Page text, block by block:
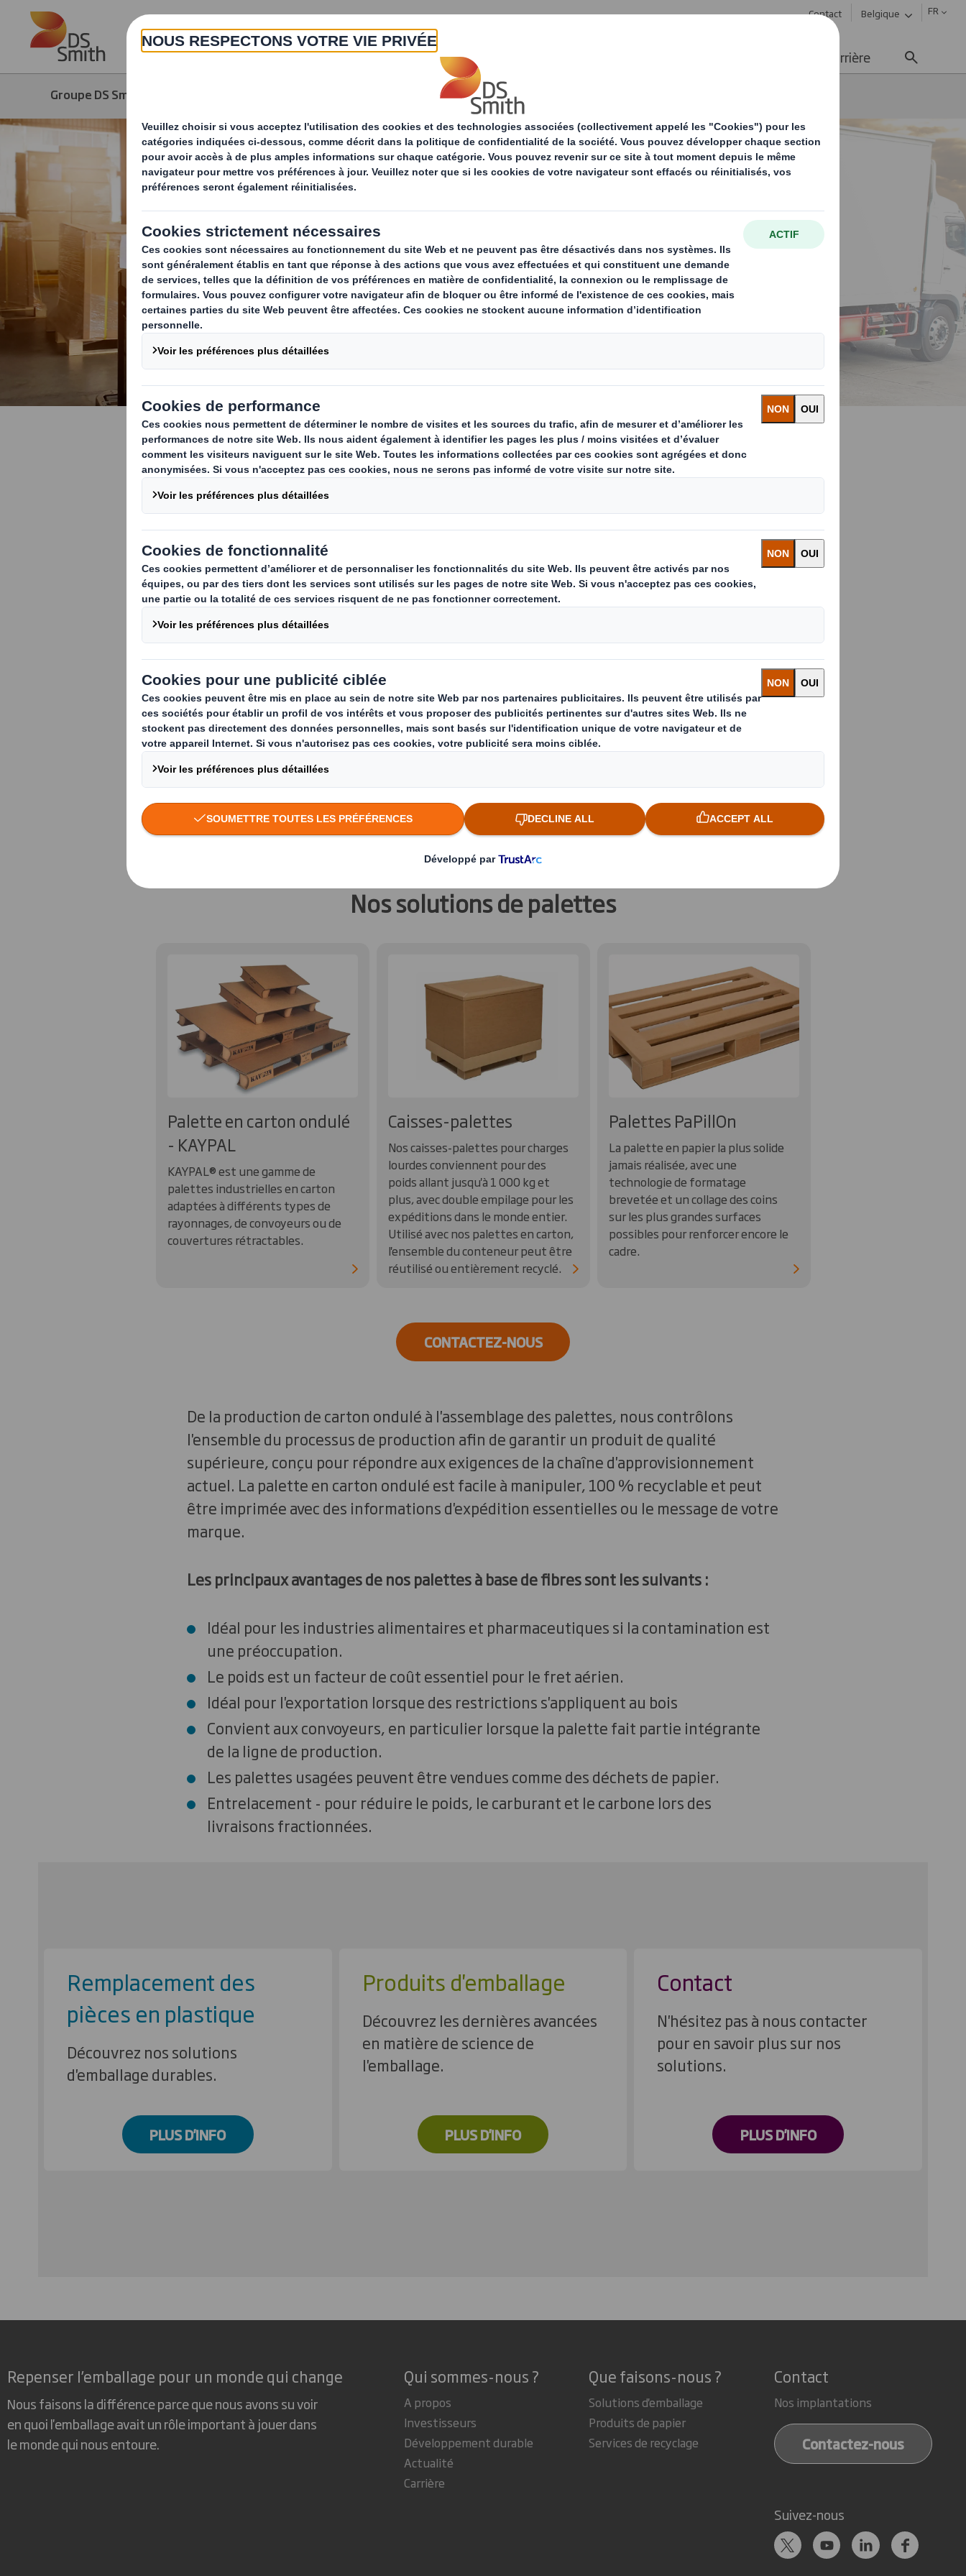
Skip to main content Contact Belgique FR
A propos Produits & Services Carrière
Groupe DS Smith Solutions d'emballage
Palettes à base de fibres
Une alternative plus propre, plus durable et plus rentable aux
palettes traditionnelles en bois et en plastique.
Palettes légères à base de fibres pour une large gamme
d'applications
Nous avons développé une gamme de palettes à base de fibres pour répondre aux
exigences des exportations, de l'exécution, des bases de points de vente et des
utilisations industrielles. Elles sont toutes économiques, écologiques et
ergonomiques pour optimiser votre chaîne d'approvisionnement et atteindre vos
objectifs de durabilité.
Nos solutions de palettes
Palette en carton ondulé
- KAYPAL
KAYPAL® est une gamme de
palettes industrielles en carton
adaptées à différents types de
rayonnages, de convoyeurs ou de
couvertures rétractables.
Caisses-palettes
Nos caisses-palettes pour charges
lourdes conviennent pour des
poids allant jusqu'à 1 000 kg et
plus, avec double empilage pour les
expéditions dans le monde entier.
Utilisé avec nos palettes en carton,
l'ensemble du conteneur peut être
réutilisé ou entièrement recyclé.
Palettes PaPillOn
La palette en papier la plus solide
jamais réalisée, avec une
technologie de formatage
brevetée et un collage des coins
sur les plus grandes surfaces
possibles pour renforcer encore le
cadre.
CONTACTEZ-NOUS
De la production de carton ondulé à l'assemblage des palettes, nous contrôlons
l'ensemble du processus de production afin de garantir un produit de qualité
supérieure, conçu pour répondre aux exigences de la chaîne d'approvisionnement
actuel. La palette en carton ondulé est facile à manipuler, 100 % recyclable et peut
être imprimée avec des informations d'expédition essentielles ou le message de votre
marque.
Les principaux avantages de nos palettes à base de fibres sont les suivants :
Idéal pour les industries alimentaires et pharmaceutiques si la contamination est
une préoccupation.
Le poids est un facteur de coût essentiel pour le fret aérien.
Idéal pour l'exportation lorsque des restrictions s'appliquent au bois
Convient aux convoyeurs, en particulier lorsque la palette fait partie intégrante
de la ligne de production.
Les palettes usagées peuvent être vendues comme des déchets de papier.
Entrelacement - pour réduire le poids, le carburant et le carbone lors des
livraisons fractionnées.
Remplacement des
pièces en plastique
Découvrez nos solutions
d'emballage durables.
PLUS D'INFO
Produits d'emballage
Découvrez les dernières avancées
en matière de science de
l'emballage.
PLUS D'INFO
Contact
N'hésitez pas à nous contacter
pour en savoir plus sur nos
solutions.
PLUS D'INFO
Repenser l’emballage pour un monde qui change
Nous faisons la différence parce que nous avons su voir
en quoi l'emballage avait un rôle important à jouer dans
le monde qui nous entoure.
Qui sommes-nous ?
A propos
Investisseurs
Développement durable
Actualité
Carrière
Que faisons-nous ?
Solutions d'emballage
Produits de papier
Services de recyclage
Contact
Nos implantations
Contactez-nous
Suivez-nous